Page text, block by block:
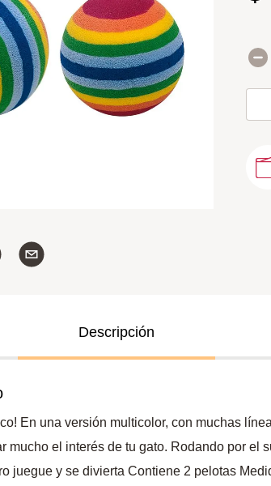
Descripción
En una versión multicolor, con muchas
mucho el interés de tu gato. Rodando por
juegue y se divierta Contiene 2 pelotas